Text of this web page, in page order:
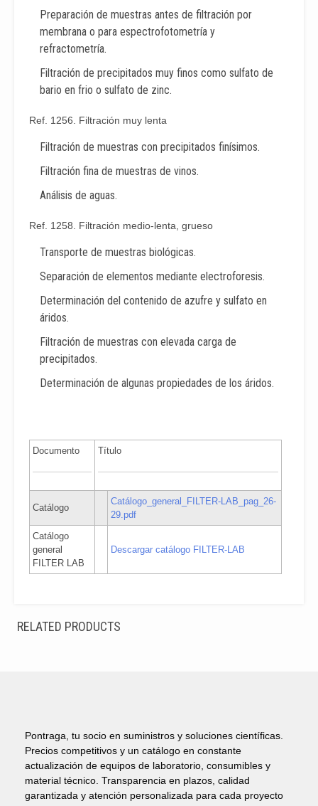
Preparación de muestras antes de filtración por
membrana o para espectrofotometría y
refractometría.
Filtración de precipitados muy finos como sulfato de
bario en frio o sulfato de zinc.
Ref. 1256. Filtración muy lenta
Filtración de muestras con precipitados finísimos.
Filtración fina de muestras de vinos.
Análisis de aguas.
Ref. 1258. Filtración medio-lenta, grueso
Transporte de muestras biológicas.
Separación de elementos mediante electroforesis.
Determinación del contenido de azufre y sulfato en
áridos.
Filtración de muestras con elevada carga de
precipitados.
Determinación de algunas propiedades de los áridos.
Documento Título
Catálogo
Catálogo_general_FILTER-LAB_pag_26-
29.pdf
Catálogo
general
FILTER LAB
Descargar catálogo FILTER-LAB
RELATED PRODUCTS
Pontraga, tu socio en suministros y soluciones científicas.
Precios competitivos y un catálogo en constante
actualización de equipos de laboratorio, consumibles y
material técnico. Transparencia en plazos, calidad
garantizada y atención personalizada para cada proyecto